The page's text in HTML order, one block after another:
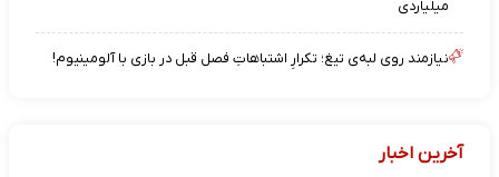
میلیاردی
نیازمند روی لبه‌ی تیغ؛ تکرارِ اشتباهاتِ فصل قبل در بازی با آلومینیوم!
آخرین اخبار